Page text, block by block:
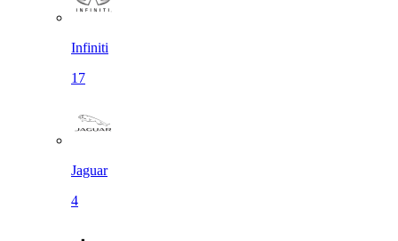
Infiniti
17
Jaguar
4